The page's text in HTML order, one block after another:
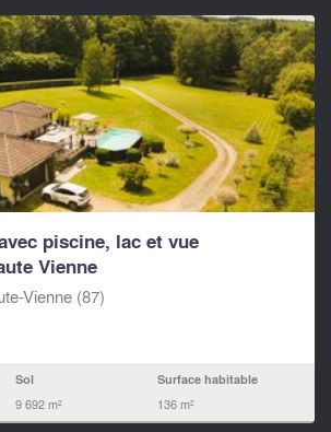
piscine, lac et vue
Vienne
Vienne (87)
Sol
9 692 m²
Surface habitable
136 m²